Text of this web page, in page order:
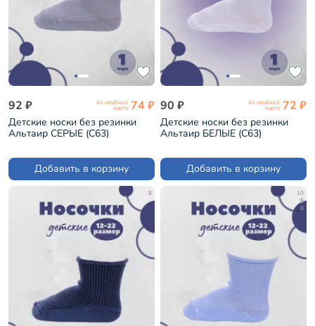
92 ₽ по клубной
карте 74 ₽
Детские носки без резинки
Альтаир СЕРЫЕ (С63)
Добавить в корзину
90 ₽ по клубной
карте 72 ₽
Детские носки без резинки
Альтаир БЕЛЫЕ (С63)
Добавить в корзину
8
10
6
8